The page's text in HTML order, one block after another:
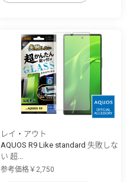
レイ・アウト
AQUOS R9 Like standard 失敗しな
い 超...
参考価格￥2,750